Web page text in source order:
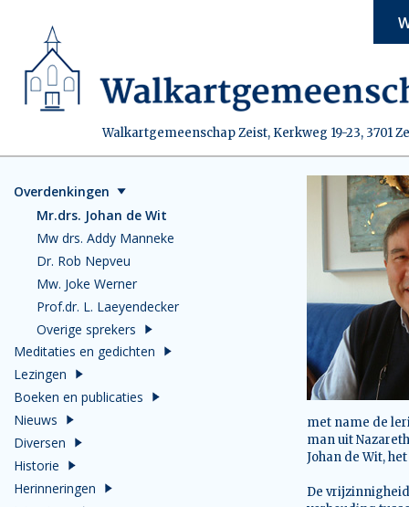
Walkartgemeenschap Zeist, Kerkweg 19-23, 3701
Overdenkingen
Mr.drs. Johan de Wit
Mw drs. Addy Manneke
Dr. Rob Nepveu
Mw. Joke Werner
Prof.dr. L. Laeyendecker
Overige sprekers
Meditaties en gedichten
Lezingen
Boeken en publicaties
Nieuws
Diversen
Historie
Herinneringen
met name de
man uit
Johan de Wit,
De